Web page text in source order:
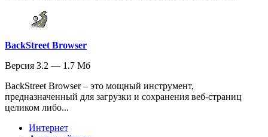
BackStreet Browser
Версия 3.2 — 1.7 Мб
BackStreet Browser – это мощный инструмент,
предназначенный для загрузки и сохранения веб-страниц
целиком либо...
Интернет